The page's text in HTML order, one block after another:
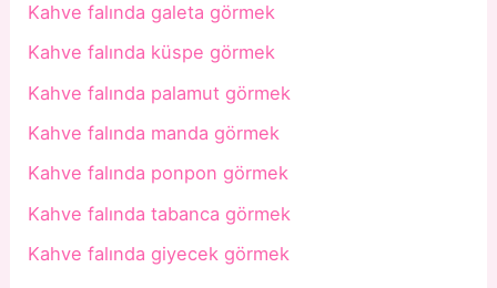
Kahve falında galeta görmek
Kahve falında küspe görmek
Kahve falında palamut görmek
Kahve falında manda görmek
Kahve falında ponpon görmek
Kahve falında tabanca görmek
Kahve falında giyecek görmek